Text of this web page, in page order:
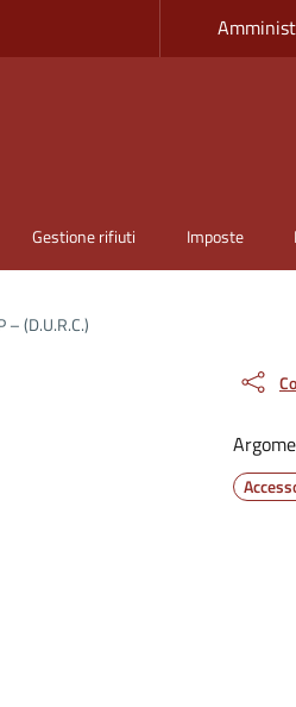
Gestione rifiuti Imposte
(D.U.R.C.)